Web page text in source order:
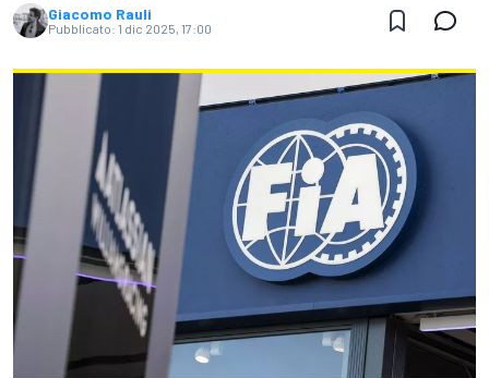
Giacomo Rauli
Pubblicato: 1 dic 2025, 17:00